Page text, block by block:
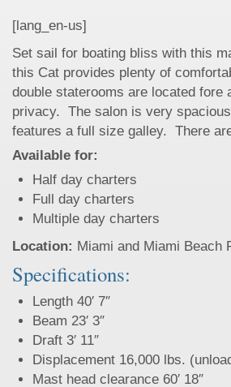
[lang_en-us]
Set sail for boating bliss with this
this Cat provides plenty of
double staterooms are located
privacy. The salon is very
features a full size galley. There
Available for:
Half day charters
Full day charters
Multiple day charters
Location: Miami and Miami Beach
Specifications:
Length 40′ 7″
Beam 23′ 3″
Draft 3′ 11″
Displacement 16,000 lbs.
Mast head clearance 60′ 18″